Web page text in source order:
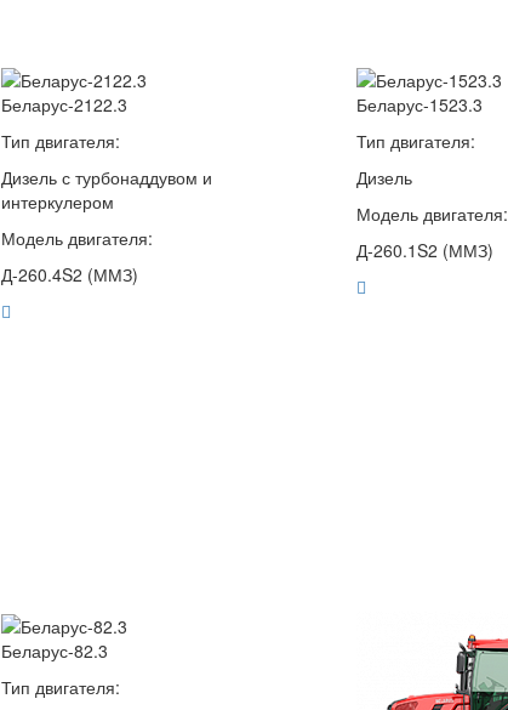
Беларус-2122.3
Тип двигателя:
Дизель с турбонаддувом и
интеркулером
Модель двигателя:
Д-260.4S2 (ММЗ)
Беларус-1523.3
Тип двигателя:
Дизель
Модель двигателя:
Д-260.1S2 (ММЗ)
Беларус-82.3
Тип двигателя: